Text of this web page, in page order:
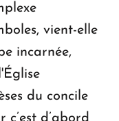
vient-elle
incarnée,
du concile
c’est d’abord